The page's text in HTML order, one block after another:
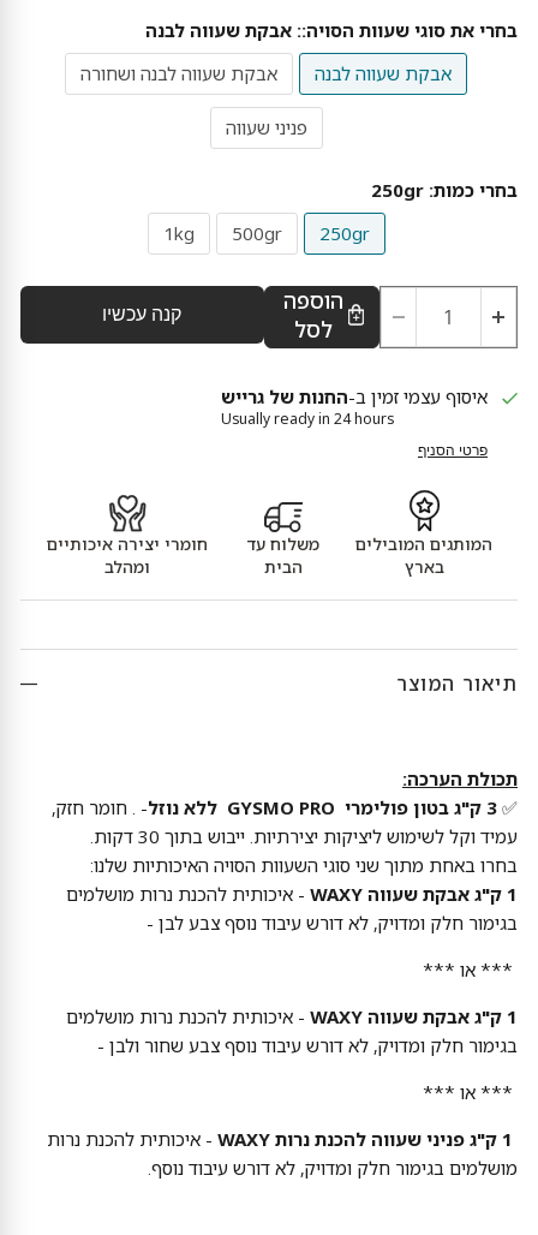
בחרי את סוגי שעוות הסויה:: אבקת שעווה לבנה
אבקת שעווה לבנה
אבקת שעווה לבנה ושחורה
פניני שעווה
בחרי כמות: 250gr
250gr
500gr
1kg
הוספה
לסל
קנה עכשיו
איסוף עצמי זמין ב-החנות של גרייש
Usually ready in 24 hours
פרטי הסניף
המותגים המובילים
בארץ
משלוח עד
הבית
חומרי יצירה איכותיים
ומהלב
תיאור המוצר
תכולת הערכה:
✅ 3 ק"ג בטון פולימרי GYSMO PRO ללא נוזל
- . חומר חזק,
עמיד וקל לשימוש ליציקות יצירתיות. ייבוש בתוך 30 דקות.
בחרו באחת מתוך שני סוגי השעוות הסויה האיכותיות שלנו:
1 ק"ג אבקת שעווה
WAXY - איכותית להכנת נרות מושלמים
בגימור חלק ומדויק, לא דורש עיבוד נוסף צבע לבן -
*** או ***
1 ק"ג אבקת שעווה
WAXY - איכותית להכנת נרות מושלמים
בגימור חלק ומדויק, לא דורש עיבוד נוסף צבע שחור ולבן -
*** או ***
1 ק"ג פניני שעווה להכנת נרות WAXY
- איכותית להכנת נרות
מושלמים בגימור חלק ומדויק, לא דורש עיבוד נוסף.